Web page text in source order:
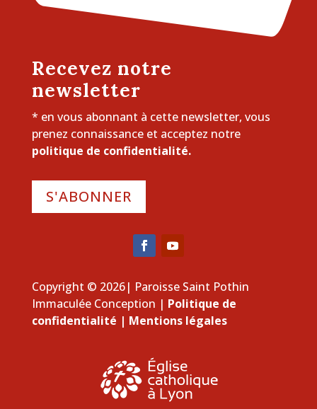
Recevez notre
newsletter
* en vous abonnant à cette newsletter, vous
prenez connaissance et acceptez notre
politique de confidentialité.
S'ABONNER
Copyright © 2026| Paroisse Saint Pothin
Immaculée Conception | Politique de
confidentialité | Mentions légales